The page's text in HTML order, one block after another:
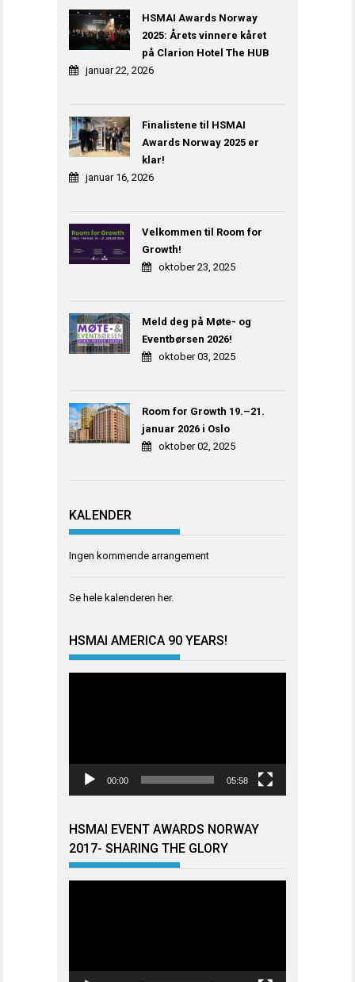
HSMAI Awards Norway
2025: Årets vinnere kåret
på Clarion Hotel The HUB
januar 22, 2026
Finalistene til HSMAI
Awards Norway 2025 er
klar!
januar 16, 2026
Velkommen til Room for
Growth!
oktober 23, 2025
Meld deg på Møte- og
Eventbørsen 2026!
oktober 03, 2025
Room for Growth 19.–21.
januar 2026 i Oslo
oktober 02, 2025
KALENDER
Ingen kommende arrangement
Se hele kalenderen her.
HSMAI AMERICA 90 YEARS!
00:00 05:58
HSMAI EVENT AWARDS NORWAY
2017- SHARING THE GLORY